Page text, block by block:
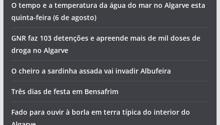
O tempo e a temperatura da água do mar no Algarve esta
quinta-feira (6 de agosto)
GNR faz 103 detenções e apreende mais de mil doses de
droga no Algarve
O cheiro a sardinha assada vai invadir Albufeira
Três dias de festa em Bensafrim
Fado para ouvir à borla em terra típica do interior do